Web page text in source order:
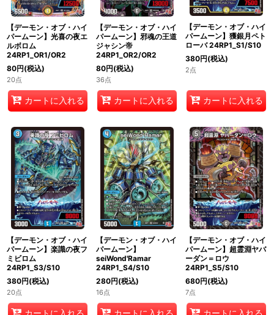
【デーモン・オブ・ハイ
パームーン】光喜の夜エ
ルボロム
24RP1_OR1/OR2
80円(税込)
20点
カートに入れる
【デーモン・オブ・ハイ
パームーン】邪魂の王道
ジャシン帝
24RP1_OR2/OR2
80円(税込)
36点
カートに入れる
【デーモン・オブ・ハイ
パームーン】獲銀月ペト
ローバ 24RP1_S1/S10
380円(税込)
2点
カートに入れる
【デーモン・オブ・ハイ
パームーン】楽識の夜フ
ミビロム
24RP1_S3/S10
380円(税込)
20点
【デーモン・オブ・ハイ
パームーン】
seiWond'Ramar
24RP1_S4/S10
280円(税込)
16点
【デーモン・オブ・ハイ
パームーン】超霊淵ヤバ
ーダン＝ロウ
24RP1_S5/S10
680円(税込)
7点